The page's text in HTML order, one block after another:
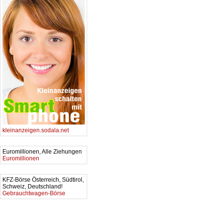
kleinanzeigen.sodala.net
Euromillionen, Alle Ziehungen
Euromillionen
KFZ-Börse Österreich, Südtirol,
Schweiz, Deutschland!
Gebrauchtwagen-Börse